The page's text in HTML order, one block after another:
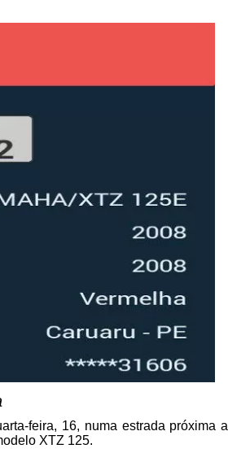
feira, 16, numa estrada próxima a
XTZ 125.